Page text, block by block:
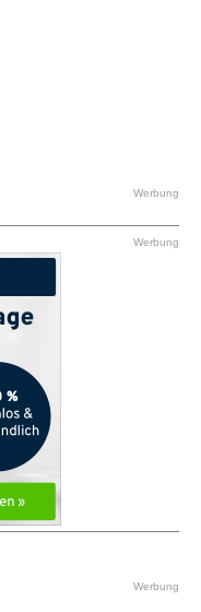
Werbung
Werbung
Werbung